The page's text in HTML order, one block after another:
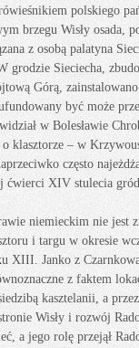
polskiego
brzegu Wisły osada,
z osobą palatyna
grodzie Sieciecha,
Górą,
być może
w Bolesławie
klasztorze – w
często
XIV stulecia gród
niemieckim nie jest
i targu w okresie
XIII. Janko z
z faktem
kasztelanii, a
Wisły i rozwój
a jego rolę przejął